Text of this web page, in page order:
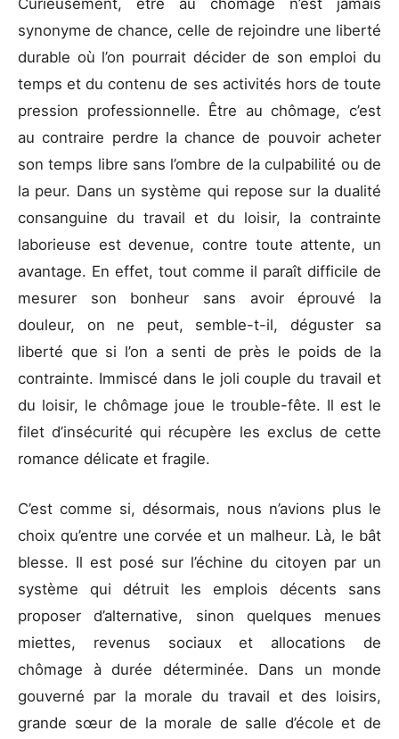
Curieusement, être au chômage n’est jamais
synonyme de chance, celle de rejoindre une liberté
durable où l’on pourrait décider de son emploi du
temps et du contenu de ses activités hors de toute
pression professionnelle. Être au chômage, c’est
au contraire perdre la chance de pouvoir acheter
son temps libre sans l’ombre de la culpabilité ou de
la peur. Dans un système qui repose sur la dualité
consanguine du travail et du loisir, la contrainte
laborieuse est devenue, contre toute attente, un
avantage. En effet, tout comme il paraît difficile de
mesurer son bonheur sans avoir éprouvé la
douleur, on ne peut, semble-t-il, déguster sa
liberté que si l’on a senti de près le poids de la
contrainte. Immiscé dans le joli couple du travail et
du loisir, le chômage joue le trouble-fête. Il est le
filet d’insécurité qui récupère les exclus de cette
romance délicate et fragile.
C’est comme si, désormais, nous n’avions plus le
choix qu’entre une corvée et un malheur. Là, le bât
blesse. Il est posé sur l’échine du citoyen par un
système qui détruit les emplois décents sans
proposer d’alternative, sinon quelques menues
miettes, revenus sociaux et allocations de
chômage à durée déterminée. Dans un monde
gouverné par la morale du travail et des loisirs,
grande sœur de la morale de salle d’école et de